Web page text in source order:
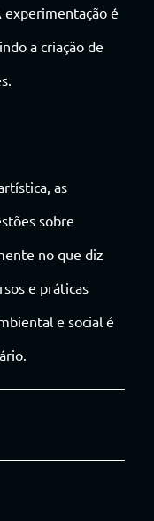
experimentação é
a criação de
as
sobre
no que diz
e práticas
e social é